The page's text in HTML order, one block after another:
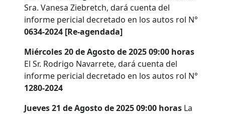
Sra. Vanesa Ziebretch, dará cuenta del
informe pericial decretado en los autos rol N°
0634-2024 [Re-agendada]
Miércoles 20 de Agosto de 2025 09:00 horas
El Sr. Rodrigo Navarrete, dará cuenta del
informe pericial decretado en los autos rol N°
1280-2024
Jueves 21 de Agosto de 2025 09:00 horas La